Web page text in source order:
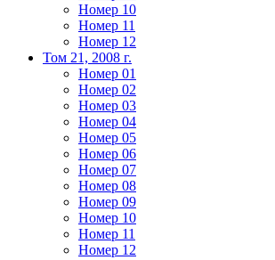
Номер 10
Номер 11
Номер 12
Том 21, 2008 г.
Номер 01
Номер 02
Номер 03
Номер 04
Номер 05
Номер 06
Номер 07
Номер 08
Номер 09
Номер 10
Номер 11
Номер 12